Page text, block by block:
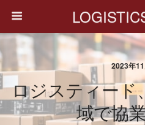
2023年
ロジスティード
域で協